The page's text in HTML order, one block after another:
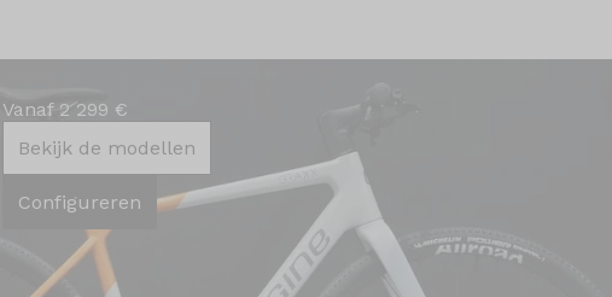
Vanaf 2 299 €
Bekijk de modellen
Configureren